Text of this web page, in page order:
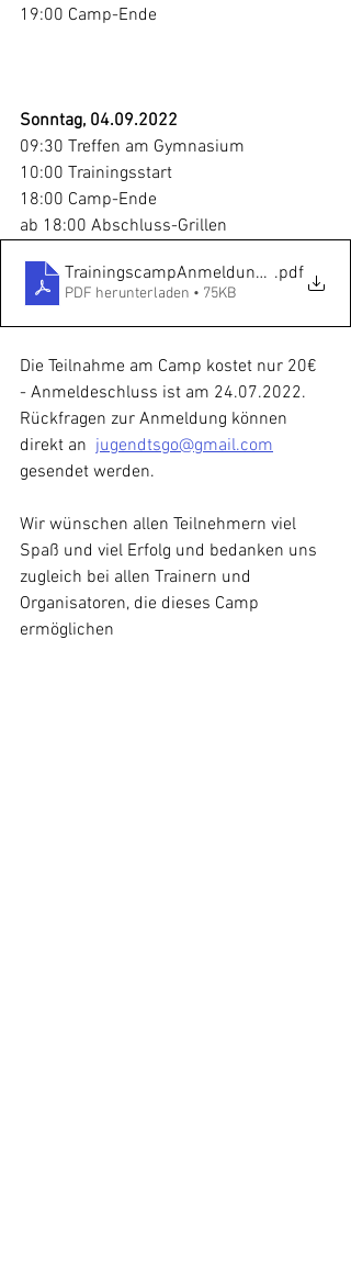
19:00 Camp-Ende
Sonntag, 04.09.2022
09:30 Treffen am Gymnasium
10:00 Trainingsstart
18:00 Camp-Ende
ab 18:00 Abschluss-Grillen
.pdf
PDF herunterladen • 75KB
Die Teilnahme am Camp kostet nur 20€
- Anmeldeschluss ist am 24.07.2022.
Rückfragen zur Anmeldung können
direkt an jugendtsgo@gmail.com
gesendet werden.
Wir wünschen allen Teilnehmern viel
Spaß und viel Erfolg und bedanken uns
zugleich bei allen Trainern und
Organisatoren, die dieses Camp
ermöglichen